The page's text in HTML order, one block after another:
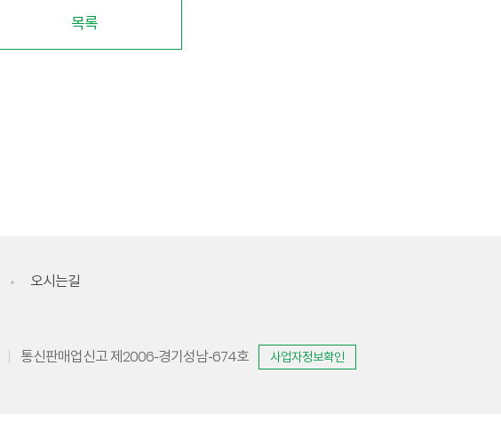
목록
오시는길
통신판매업신고 제2006-경기성남-674호 사업자정보확인